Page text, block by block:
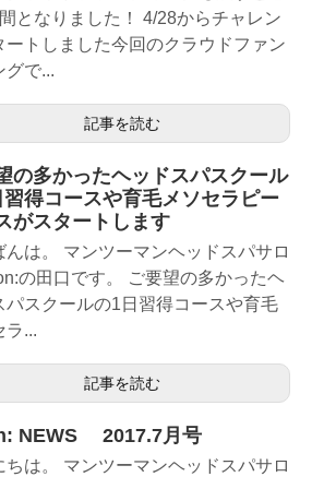
となりました！ 4/28からチャレン
ートしました今回のクラウドファン
グで...
記事を読む
の多かったヘッドスパスクール
得コースや育毛メソセラピー
がスタートします
んは。 マンツーマンヘッドスパサロ
の田口です。 ご要望の多かったヘ
パスクールの1日習得コースや育毛
ラ...
記事を読む
NEWS 2017.7月号
ちは。 マンツーマンヘッドスパサロ